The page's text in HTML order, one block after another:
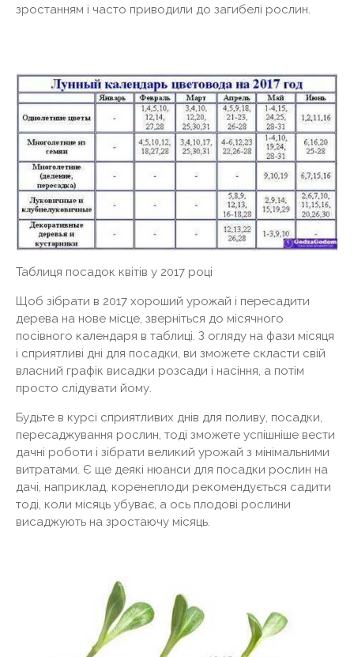
зростанням і часто приводили до загибелі рослин.
Таблиця посадок квітів у 2017 році
Щоб зібрати в 2017 хороший урожай і пересадити
дерева на нове місце, зверніться до місячного
посівного календаря в таблиці. З огляду на фази місяця
і сприятливі дні для посадки, ви зможете скласти свій
власний графік висадки розсади і насіння, а потім
просто слідувати йому.
Будьте в курсі сприятливих днів для поливу, посадки,
пересаджування рослин, тоді зможете успішніше вести
дачні роботи і зібрати великий урожай з мінімальними
витратами. Є ще деякі нюанси для посадки рослин на
дачі, наприклад, коренеплоди рекомендується садити
тоді, коли місяць убуває, а ось плодові рослини
висаджують на зростаючу місяць.